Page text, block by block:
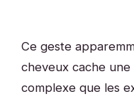
Ce geste
cheveux cache
complexe que les